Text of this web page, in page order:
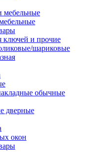
мебельные
ключей и прочие
шариковые
обычные
дверные
окон